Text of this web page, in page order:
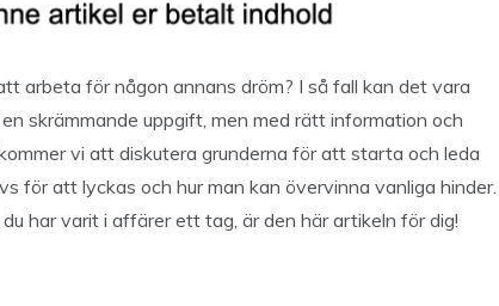
arbeta för någon annans dröm? I så fall kan det vara
skrämmande uppgift, men med rätt information och
vi att diskutera grunderna för att starta och leda
för att lyckas och hur man kan övervinna vanliga hinder.
har varit i affärer ett tag, är den här artikeln för dig!